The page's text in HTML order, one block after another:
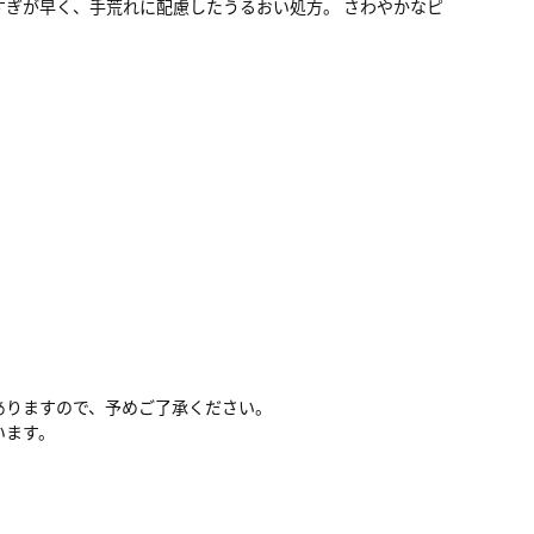
が早く、手荒れに配慮したうるおい処方。 さわやかなピ
ますので、予めご了承ください。
す。